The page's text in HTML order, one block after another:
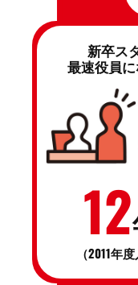
新卒ス
最速役員
12
（2011年